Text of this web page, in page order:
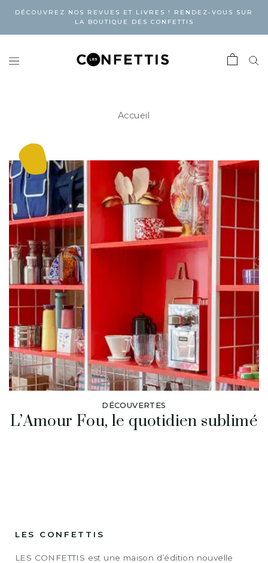
DÉCOUVREZ NOS REVUES ET LIVRES ! RENDEZ-VOUS SUR
LA BOUTIQUE DES CONFETTIS
Accueil
DÉCOUVERTES
L’Amour Fou, le quotidien sublimé
LES CONFETTIS
LES CONFETTIS est une maison d’édition nouvelle